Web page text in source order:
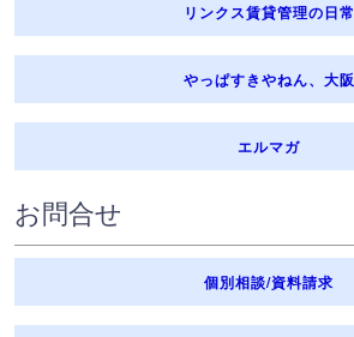
リンクス賃貸管理の日常
やっぱすきやねん、大阪
エルマガ
お問合せ
個別相談/資料請求